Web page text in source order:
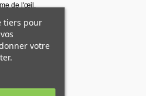
de l'œil.
tiers pour
votre